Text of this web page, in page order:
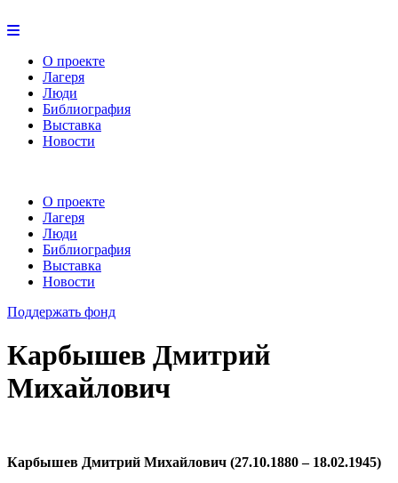
О проекте
Лагеря
Люди
Библиография
Выставка
Новости
О проекте
Лагеря
Люди
Библиография
Выставка
Новости
Поддержать фонд
Карбышев Дмитрий
Михайлович
Карбышев Дмитрий Михайлович (27.10.1880 – 18.02.1945)